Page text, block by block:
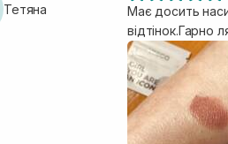
Тетяна
Має досить
відтінок.Гарно